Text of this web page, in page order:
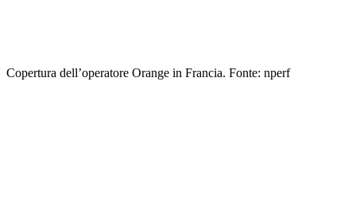
Copertura dell’operatore Orange in Francia. Fonte: nperf